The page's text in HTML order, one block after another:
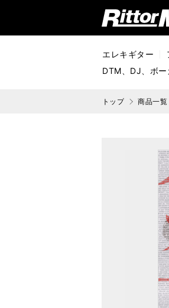
リットーミュージック (Rittor
エレキギター
DTM、DJ、ボー
トップ 商品一覧